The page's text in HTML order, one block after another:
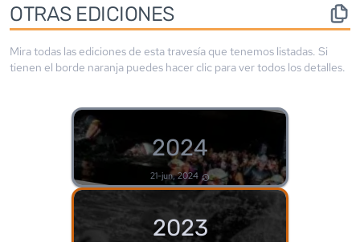
OTRAS EDICIONES
Mira todas las ediciones de esta travesía que tenemos listadas. Si
tienen el borde naranja puedes hacer clic para ver todos los detalles.
2024
21-jun, 2024
2023